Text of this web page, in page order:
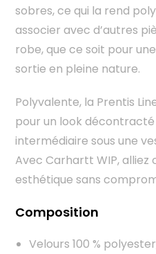
sobres, ce qui la rend
associer avec d’autres
robe, que ce soit pour
sortie en pleine nature.
Polyvalente, la Prentis
pour un look
intermédiaire sous une
Avec Carhartt WIP,
esthétique sans
Composition
Velours 100 %